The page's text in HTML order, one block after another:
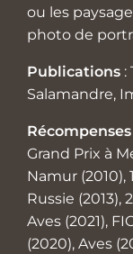
ou les
photo de
Publications :
Salamandre,
Récompenses
Grand Prix à
Namur (2010),
Russie (2013),
Aves (2021),
(2020), Aves